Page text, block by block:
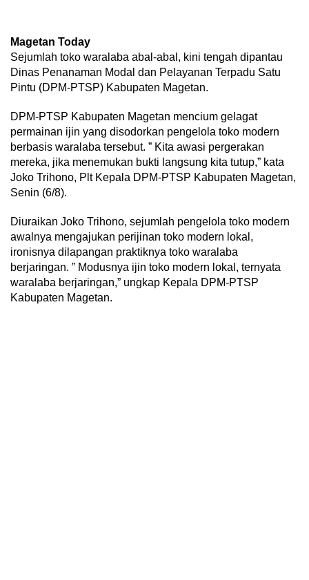
Magetan Today
Sejumlah toko waralaba abal-abal, kini tengah dipantau
Dinas Penanaman Modal dan Pelayanan Terpadu Satu
Pintu (DPM-PTSP) Kabupaten Magetan.
DPM-PTSP Kabupaten Magetan mencium gelagat
permainan ijin yang disodorkan pengelola toko modern
berbasis waralaba tersebut. ” Kita awasi pergerakan
mereka, jika menemukan bukti langsung kita tutup,” kata
Joko Trihono, Plt Kepala DPM-PTSP Kabupaten Magetan,
Senin (6/8).
Diuraikan Joko Trihono, sejumlah pengelola toko modern
awalnya mengajukan perijinan toko modern lokal,
ironisnya dilapangan praktiknya toko waralaba
berjaringan. ” Modusnya ijin toko modern lokal, ternyata
waralaba berjaringan,” ungkap Kepala DPM-PTSP
Kabupaten Magetan.